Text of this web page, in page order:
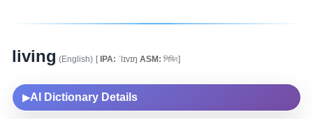
living (English) [IPA: ˈlɪvɪŋ ASM: লিভিং]
▶AI Dictionary Details